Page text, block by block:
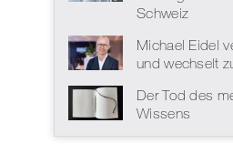
Schweiz
Michael Eidel
und wechselt
Der Tod des
Wissens